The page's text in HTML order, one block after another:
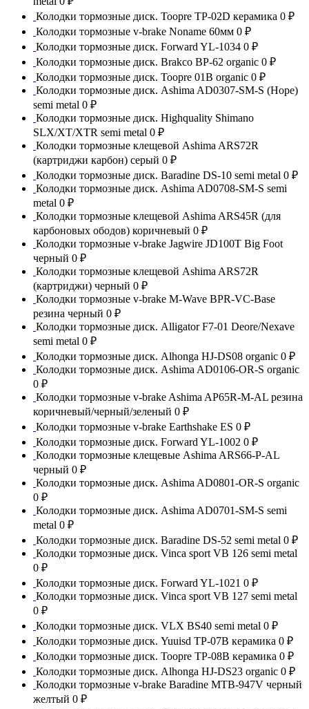
Колодки тормозные диск. Toopre TP-02D керамика 0 ₽
Колодки тормозные v-brake Noname 60мм 0 ₽
Колодки тормозные диск. Forward YL-1034 0 ₽
Колодки тормозные диск. Brakco BP-62 organic 0 ₽
Колодки тормозные диск. Toopre 01B organic 0 ₽
Колодки тормозные диск. Ashima AD0307-SM-S (Hope)
semi metal 0 ₽
Колодки тормозные диск. Highquality Shimano
SLX/XT/XTR semi metal 0 ₽
Колодки тормозные клещевой Ashima ARS72R
(картриджи карбон) серый 0 ₽
Колодки тормозные диск. Baradine DS-10 semi metal 0 ₽
Колодки тормозные диск. Ashima AD0708-SM-S semi
metal 0 ₽
Колодки тормозные клещевой Ashima ARS45R (для
карбоновых ободов) коричневый 0 ₽
Колодки тормозные v-brake Jagwire JD100T Big Foot
черный 0 ₽
Колодки тормозные клещевой Ashima ARS72R
(картриджи) черный 0 ₽
Колодки тормозные v-brake M-Wave BPR-VC-Base
резина черный 0 ₽
Колодки тормозные диск. Alligator F7-01 Deore/Nexave
semi metal 0 ₽
Колодки тормозные диск. Alhonga HJ-DS08 organic 0 ₽
Колодки тормозные диск. Ashima AD0106-OR-S organic
0 ₽
Колодки тормозные v-brake Ashima AP65R-M-AL резина
коричневый/черный/зеленый 0 ₽
Колодки тормозные v-brake Earthshake ES 0 ₽
Колодки тормозные диск. Forward YL-1002 0 ₽
Колодки тормозные клещевые Ashima ARS66-P-AL
черный 0 ₽
Колодки тормозные диск. Ashima AD0801-OR-S organic
0 ₽
Колодки тормозные диск. Ashima AD0701-SM-S semi
metal 0 ₽
Колодки тормозные диск. Baradine DS-52 semi metal 0 ₽
Колодки тормозные диск. Vinca sport VB 126 semi metal
0 ₽
Колодки тормозные диск. Forward YL-1021 0 ₽
Колодки тормозные диск. Vinca sport VB 127 semi metal
0 ₽
Колодки тормозные диск. VLX BS40 semi metal 0 ₽
Колодки тормозные диск. Yuuisd TP-07B керамика 0 ₽
Колодки тормозные диск. Toopre TP-08B керамика 0 ₽
Колодки тормозные диск. Alhonga HJ-DS23 organic 0 ₽
Колодки тормозные v-brake Baradine MTB-947V черный
желтый 0 ₽